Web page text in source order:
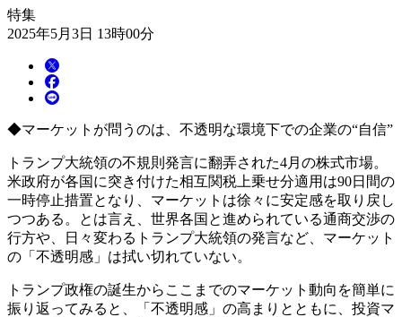
特集
2025年5月3日 13時00分
◆マーケットが問うのは、不透明な環境下での企業の“自信”
トランプ大統領の不規則発言に翻弄された4月の株式市場。
米政府が各国に突き付けた相互関税上乗せ分適用は90日間の
一時停止措置となり、マーケットは徐々に安定感を取り戻し
つつある。とは言え、世界各国と進められている通商交渉の
行方や、日々変わるトランプ大統領の発言など、マーケット
の「不透明感」は拭い切れていない。
トランプ政権の誕生からここまでのマーケット動向を簡単に
振り返ってみると、「不透明感」の高まりとともに、投資マ